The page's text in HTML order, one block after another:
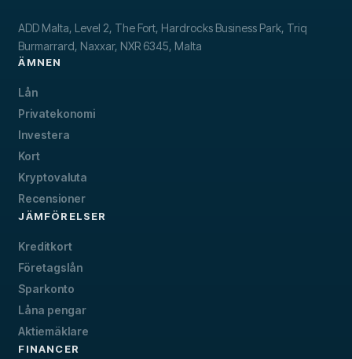
ADD Malta, Level 2, The Fort, Hardrocks Business Park, Triq
Burmarrard, Naxxar, NXR 6345, Malta
ÄMNEN
Lån
Privatekonomi
Investera
Kort
Kryptovaluta
Recensioner
JÄMFÖRELSER
Kreditkort
Företagslån
Sparkonto
Låna pengar
Aktiemäklare
FINANCER